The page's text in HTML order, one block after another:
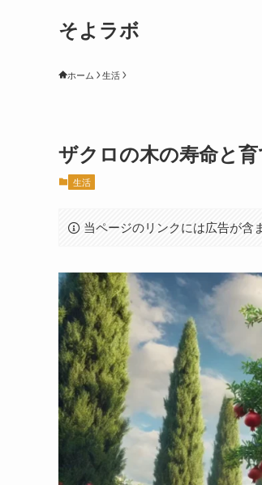
そよラボ
ホーム 生活
ザクロの木の寿命と
生活
当ページのリンクには広告が含